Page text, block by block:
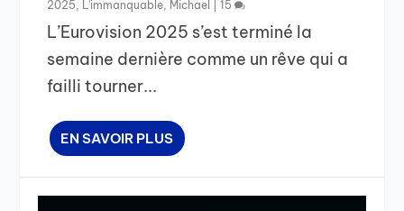
2025, L'immanquable, Michael |15
L’Eurovision 2025 s’est terminé la
semaine dernière comme un rêve qui a
failli tourner...
EN SAVOIR PLUS